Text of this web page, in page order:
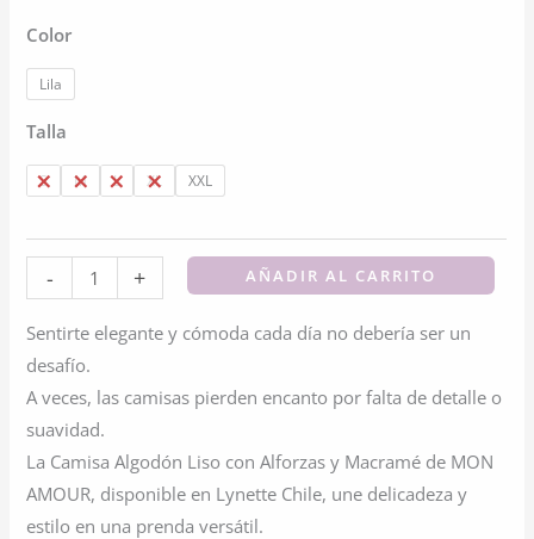
$38.380.
Color
Lila
Talla
S M L XL XXL
-
Algodón
Liso
Alforzas
Macrame
Y
Bordado
cantidad
+ AÑADIR AL CARRITO
Sentirte elegante y cómoda cada día no debería ser un
desafío.
A veces, las camisas pierden encanto por falta de detalle o
suavidad.
La Camisa Algodón Liso con Alforzas y Macramé de MON
AMOUR, disponible en Lynette Chile, une delicadeza y
estilo en una prenda versátil.